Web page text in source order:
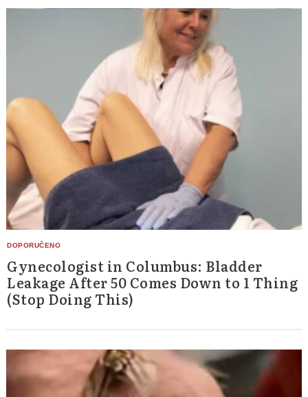
Gynecologist in Columbus: Bladder
Leakage After 50 Comes Down to 1 Thing
(Stop Doing This)
Search